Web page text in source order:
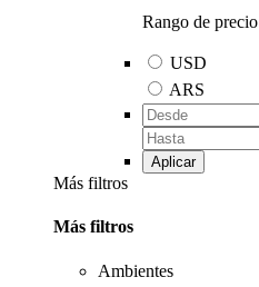
Rango de precio
USD
ARS
Aplicar
Más filtros
Más filtros
Ambientes